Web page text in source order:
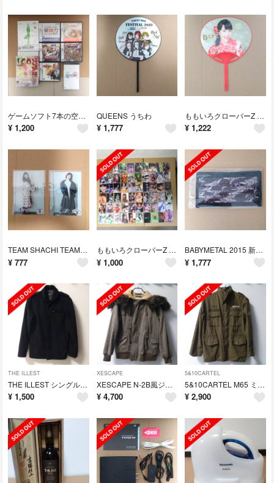
ゲームソフト7本の空箱と説明書 + スリーブと帯のみ1本
¥ 1,200
QUEENS うちわ
¥ 1,777
ももいろクローバーZ B.L.T. 百田夏菜子 うちわ
¥ 1,222
TEAM SHACHI TEAM [秋本帆華盤] [咲良菜緒盤] 生写真
¥ 777
ももいろクローバーZ 写真 74枚まとめ売り
¥ 1,000
BABYMETAL 2015 新春キツネ祭り マスク【開封済】
¥ 1,777
THE ILLEST
THE ILLEST シングルPコート 黒
¥ 1,500
XESCAPE
XESCAPE N-2B風ジャケット
¥ 4,700
5&10CARTEL
5&10CARTEL M65 ミリタリージャケット
¥ 2,900